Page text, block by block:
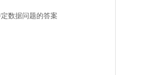
数据问题的答案